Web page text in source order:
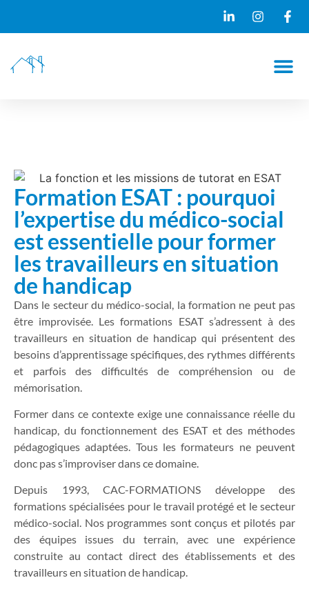
Formation ESAT : pourquoi
l’expertise du médico-social
est essentielle pour former
les travailleurs en situation
de handicap
Dans le secteur du médico-social, la formation ne peut pas
être improvisée. Les formations ESAT s’adressent à des
travailleurs en situation de handicap qui présentent des
besoins d’apprentissage spécifiques, des rythmes différents
et parfois des difficultés de compréhension ou de
mémorisation.
Former dans ce contexte exige une connaissance réelle du
handicap, du fonctionnement des ESAT et des méthodes
pédagogiques adaptées. Tous les formateurs ne peuvent
donc pas s’improviser dans ce domaine.
Depuis 1993, CAC-FORMATIONS développe des
formations spécialisées pour le travail protégé et le secteur
médico-social. Nos programmes sont conçus et pilotés par
des équipes issues du terrain, avec une expérience
construite au contact direct des établissements et des
travailleurs en situation de handicap.